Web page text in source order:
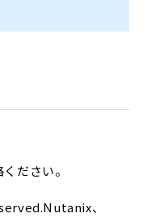
ださい。
、